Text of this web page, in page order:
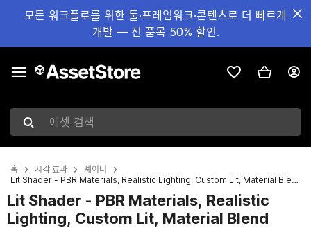
모든 워크플로를 위한 툴·프레임워크·콘텐츠로 더 빠르게
개발 — 전 품목 50% 할인.
에셋 검색
홈 시각 효과
셰이더
Lit Shader - PBR Materials, Realistic Lighting, Custom Lit, Material Blend
Lit Shader - PBR Materials, Realistic
Lighting, Custom Lit, Material Blend